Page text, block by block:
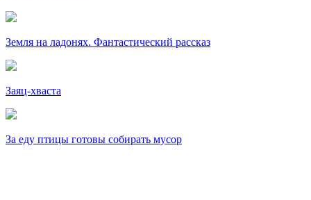
Земля на ладонях. Фантастический рассказ
Заяц-хваста
За еду птицы готовы собирать мусор